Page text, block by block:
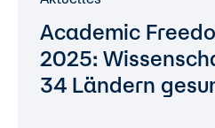
Academic
2025:
34 Ländern